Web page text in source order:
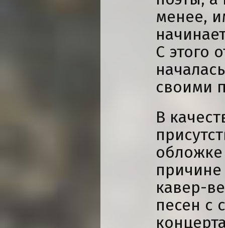
менее,
С этого
своими
В
причине
кавер-
песен с